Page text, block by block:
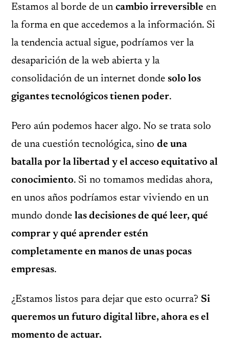
Estamos al borde de un cambio irreversible en
la forma en que accedemos a la información. Si
la tendencia actual sigue, podríamos ver la
desaparición de la web abierta y la
consolidación de un internet donde solo los
gigantes tecnológicos tienen poder.
Pero aún podemos hacer algo. No se trata solo
de una cuestión tecnológica, sino de una
batalla por la libertad y el acceso equitativo al
conocimiento. Si no tomamos medidas ahora,
en unos años podríamos estar viviendo en un
mundo donde las decisiones de qué leer, qué
comprar y qué aprender estén
completamente en manos de unas pocas
empresas.
¿Estamos listos para dejar que esto ocurra? Si
queremos un futuro digital libre, ahora es el
momento de actuar.